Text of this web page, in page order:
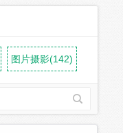
图片摄影(142)